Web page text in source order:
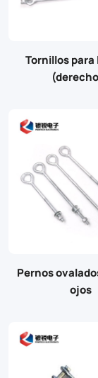
Tornillos para
Pernos
ojos